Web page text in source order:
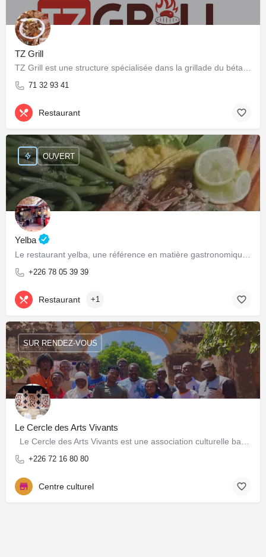
TZ Grill
71 32 93 41
Restaurant
Yelba
+226 78 05 39 39
OUVERT
Restaurant +1
Le Cercle des Arts Vivants
+226 72 16 80 80
SUR RENDEZ-VOUS
Centre culturel